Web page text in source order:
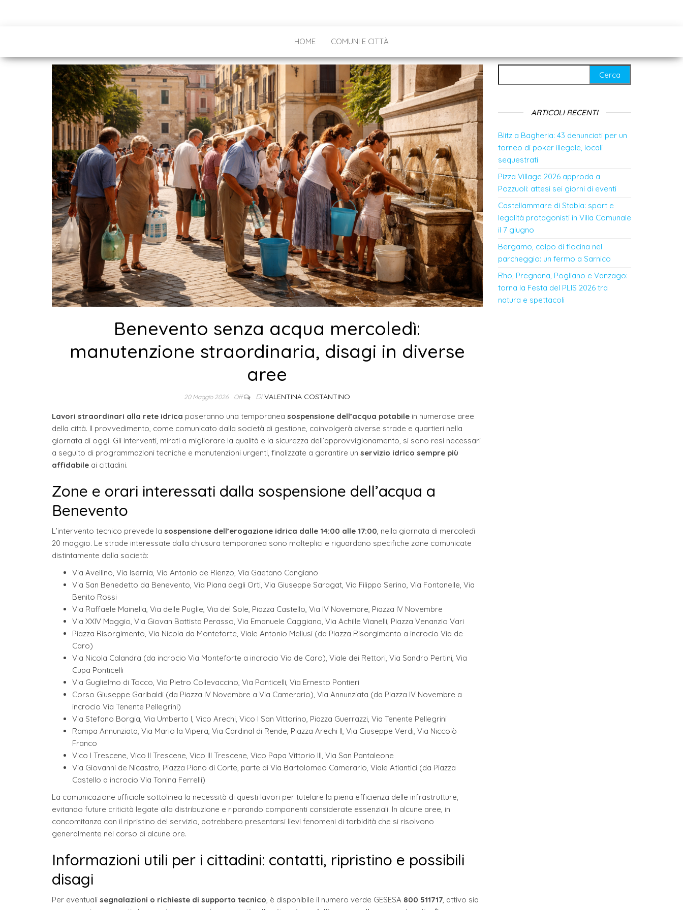
HOME COMUNI E CITTÀ
Benevento senza acqua mercoledì:
manutenzione straordinaria, disagi in diverse
aree
20 Maggio 2026 Off Di VALENTINA COSTANTINO
Lavori straordinari alla rete idrica poseranno una temporanea sospensione dell’acqua potabile in numerose aree
della città. Il provvedimento, come comunicato dalla società di gestione, coinvolgerà diverse strade e quartieri nella
giornata di oggi. Gli interventi, mirati a migliorare la qualità e la sicurezza dell’approvvigionamento, si sono resi necessari
a seguito di programmazioni tecniche e manutenzioni urgenti, finalizzate a garantire un servizio idrico sempre più
affidabile ai cittadini.
Zone e orari interessati dalla sospensione dell’acqua a
Benevento
L’intervento tecnico prevede la sospensione dell’erogazione idrica dalle 14:00 alle 17:00 , nella giornata di mercoledì
20 maggio. Le strade interessate dalla chiusura temporanea sono molteplici e riguardano specifiche zone comunicate
distintamente dalla società:
Via Avellino, Via Isernia, Via Antonio de Rienzo, Via Gaetano Cangiano
Via San Benedetto da Benevento, Via Piana degli Orti, Via Giuseppe Saragat, Via Filippo Serino, Via Fontanelle, Via
Benito Rossi
Via Raffaele Mainella, Via delle Puglie, Via del Sole, Piazza Castello, Via IV Novembre, Piazza IV Novembre
Via XXIV Maggio, Via Giovan Battista Perasso, Via Emanuele Caggiano, Via Achille Vianelli, Piazza Venanzio Vari
Piazza Risorgimento, Via Nicola da Monteforte, Viale Antonio Mellusi (da Piazza Risorgimento a incrocio Via de
Caro)
Via Nicola Calandra (da incrocio Via Monteforte a incrocio Via de Caro), Viale dei Rettori, Via Sandro Pertini, Via
Cupa Ponticelli
Via Guglielmo di Tocco, Via Pietro Collevaccino, Via Ponticelli, Via Ernesto Pontieri
Corso Giuseppe Garibaldi (da Piazza IV Novembre a Via Camerario), Via Annunziata (da Piazza IV Novembre a
incrocio Via Tenente Pellegrini)
Via Stefano Borgia, Via Umberto I, Vico Arechi, Vico I San Vittorino, Piazza Guerrazzi, Via Tenente Pellegrini
Rampa Annunziata, Via Mario la Vipera, Via Cardinal di Rende, Piazza Arechi II, Via Giuseppe Verdi, Via Niccolò
Franco
Vico I Trescene, Vico II Trescene, Vico III Trescene, Vico Papa Vittorio III, Via San Pantaleone
Via Giovanni de Nicastro, Piazza Piano di Corte, parte di Via Bartolomeo Camerario, Viale Atlantici (da Piazza
Castello a incrocio Via Tonina Ferrelli)
La comunicazione ufficiale sottolinea la necessità di questi lavori per tutelare la piena efficienza delle infrastrutture,
evitando future criticità legate alla distribuzione e riparando componenti considerate essenziali. In alcune aree, in
concomitanza con il ripristino del servizio, potrebbero presentarsi lievi fenomeni di torbidità che si risolvono
generalmente nel corso di alcune ore.
Informazioni utili per i cittadini: contatti, ripristino e possibili
disagi
Per eventuali segnalazioni o richieste di supporto tecnico , è disponibile il numero verde GESESA 800 511717 , attivo sia
ARTICOLI RECENTI
Blitz a Bagheria: 43 denunciati per un
torneo di poker illegale, locali
sequestrati
Pizza Village 2026 approda a
Pozzuoli: attesi sei giorni di eventi
Castellammare di Stabia: sport e
legalità protagonisti in Villa Comunale
il 7 giugno
Bergamo, colpo di fiocina nel
parcheggio: un fermo a Sarnico
Rho, Pregnana, Pogliano e Vanzago:
torna la Festa del PLIS 2026 tra
natura e spettacoli